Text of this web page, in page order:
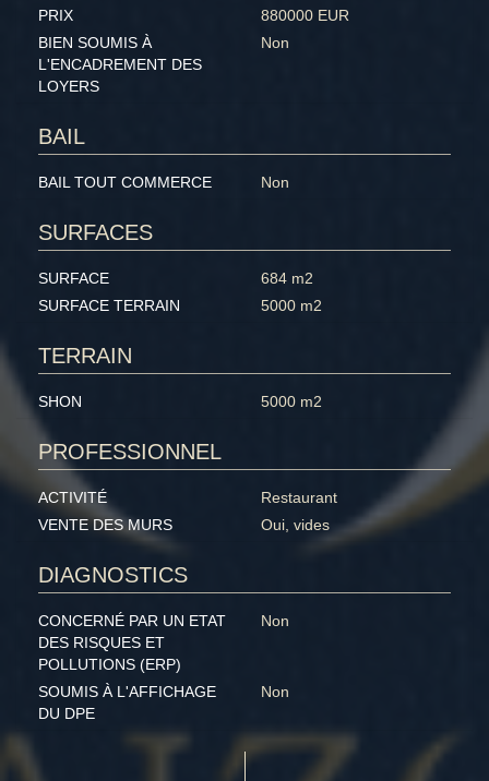
PRIX
880000 EUR
BIEN SOUMIS À
L'ENCADREMENT DES
LOYERS
Non
BAIL
BAIL TOUT COMMERCE Non
SURFACES
SURFACE
684 m2
SURFACE TERRAIN
5000 m2
TERRAIN
SHON 5000 m2
PROFESSIONNEL
ACTIVITÉ
Restaurant
VENTE DES MURS
Oui, vides
DIAGNOSTICS
CONCERNÉ PAR UN ETAT
DES RISQUES ET
POLLUTIONS (ERP)
Non
SOUMIS À L'AFFICHAGE
DU DPE
Non